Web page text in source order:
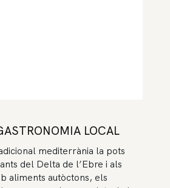
LOCAL
mediterrània la pots
del Delta de l’Ebre i als
aliments autòctons, els